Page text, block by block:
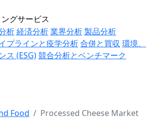
グサービス
析経済分析業界分析製品分析
プラインと疫学分析合併と買収 環境、
ス (ESG)競合分析とベンチマーク
Food Processed Cheese Market